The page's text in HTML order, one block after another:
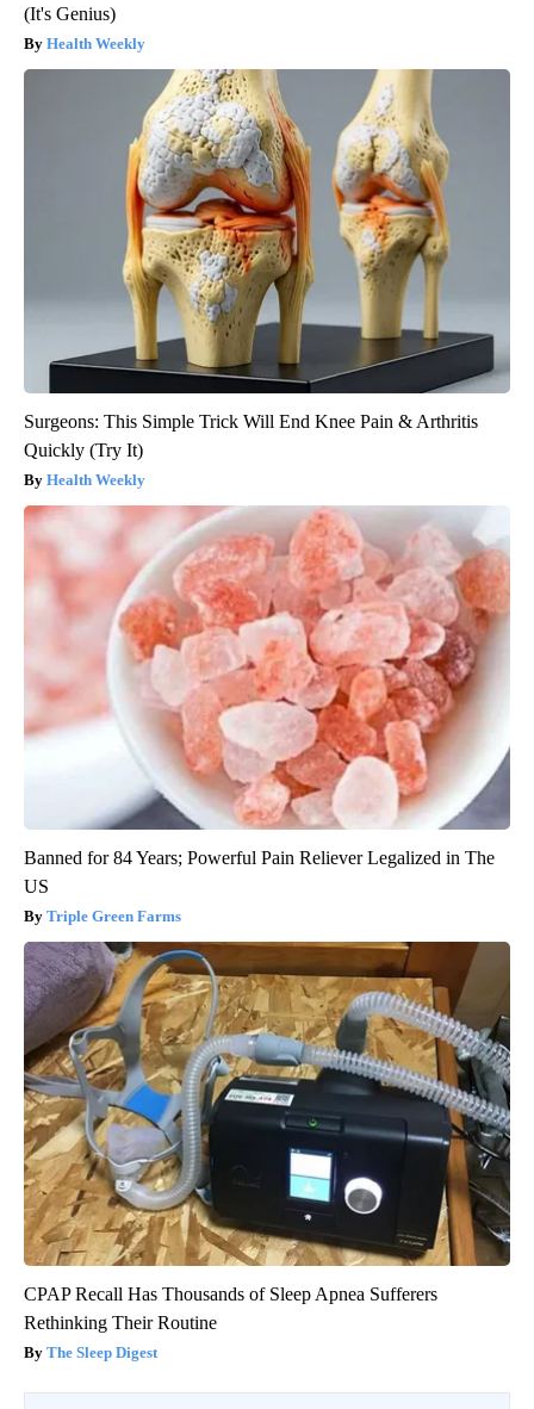
(It's Genius)
Health Weekly
Surgeons: This Simple Trick Will End Knee Pain & Arthritis
Quickly (Try It)
Health Weekly
Banned for 84 Years; Powerful Pain Reliever Legalized in The
US
Triple Green Farms
CPAP Recall Has Thousands of Sleep Apnea Sufferers
Rethinking Their Routine
The Sleep Digest